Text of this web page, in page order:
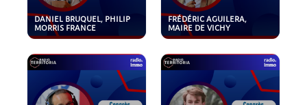
DANIEL BRUQUEL, PHILIP
MORRIS FRANCE
FRÉDÉRIC AGUILERA,
MAIRE DE VICHY